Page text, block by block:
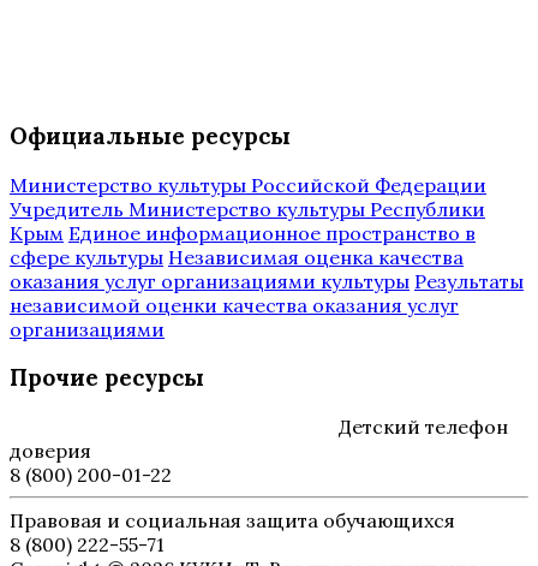
Официальные ресурсы
Министерство культуры Российской Федерации
Учредитель Министерство культуры Республики
Крым Единое информационное пространство в
сфере культуры Независимая оценка качества
оказания услуг организациями культуры Результаты
независимой оценки качества оказания услуг
организациями
Прочие ресурсы
Детский телефон
доверия
8 (800) 200-01-22
Правовая и социальная защита обучающихся
8 (800) 222-55-71